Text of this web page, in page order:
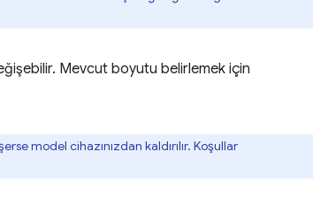
Mevcut boyutu belirlemek için
model cihazınızdan kaldırılır. Koşullar